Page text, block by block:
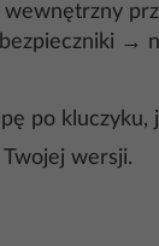
po
wersji.